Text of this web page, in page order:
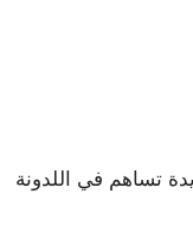
تساهم في اللدونة